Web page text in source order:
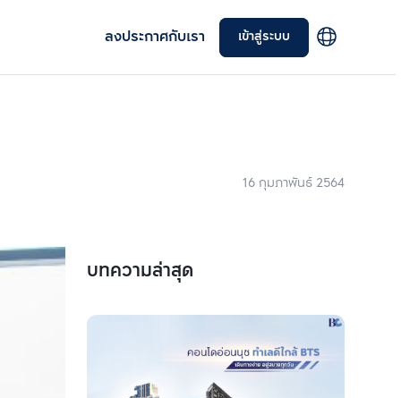
ลงประกาศกับเรา เข้าสู่ระบบ
16 กุมภาพันธ์ 2564
บทความล่าสุด